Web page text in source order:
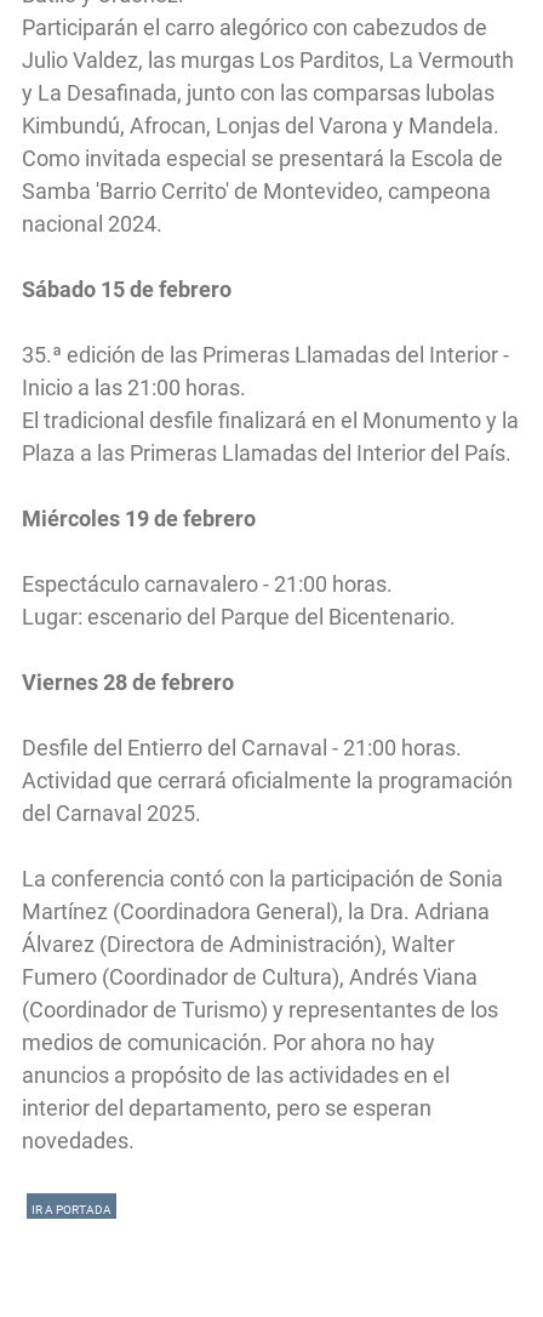
Participarán el carro alegórico con cabezudos de
Julio Valdez, las murgas Los Parditos, La Vermouth
y La Desafinada, junto con las comparsas lubolas
Kimbundú, Afrocan, Lonjas del Varona y Mandela.
Como invitada especial se presentará la Escola de
Samba 'Barrio Cerrito' de Montevideo, campeona
nacional 2024.
Sábado 15 de febrero
35.ª edición de las Primeras Llamadas del Interior -
Inicio a las 21:00 horas.
El tradicional desfile finalizará en el Monumento y la
Plaza a las Primeras Llamadas del Interior del País.
Miércoles 19 de febrero
Espectáculo carnavalero - 21:00 horas.
Lugar: escenario del Parque del Bicentenario.
Viernes 28 de febrero
Desfile del Entierro del Carnaval - 21:00 horas.
Actividad que cerrará oficialmente la programación
del Carnaval 2025.
La conferencia contó con la participación de Sonia
Martínez (Coordinadora General), la Dra. Adriana
Álvarez (Directora de Administración), Walter
Fumero (Coordinador de Cultura), Andrés Viana
(Coordinador de Turismo) y representantes de los
medios de comunicación. Por ahora no hay
anuncios a propósito de las actividades en el
interior del departamento, pero se esperan
novedades.
IR A PORTADA